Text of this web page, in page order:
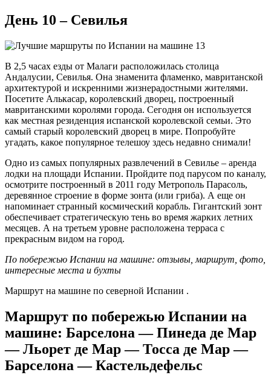
День 10 – Севилья
В 2,5 часах езды от Малаги расположилась столица
Андалусии, Севилья. Она знаменита фламенко, мавританской
архитектурой и искренними жизнерадостными жителями.
Посетите Алькасар, королевский дворец, построенный
мавританскими королями города. Сегодня он используется
как местная резиденция испанской королевской семьи. Это
самый старый королевский дворец в мире. Попробуйте
угадать, какое популярное телешоу здесь недавно снимали!
Одно из самых популярных развлечений в Севилье – аренда
лодки на площади Испании. Пройдите под парусом по каналу,
осмотрите построенный в 2011 году Метрополь Парасоль,
деревянное строение в форме зонта (или гриба). А еще он
напоминает странный космический корабль. Гигантский зонт
обеспечивает стратегическую тень во время жарких летних
месяцев. А на третьем уровне расположена терраса с
прекрасным видом на город.
По побережью Испании на машине: отзывы, маршрут, фото,
интересные места и бухты
Маршрут на машине по северной Испании .
Маршрут по побережью Испании на
машине: Барселона — Пинеда де Мар
— Льорет де Мар — Тосса де Мар —
Барселона — Кастельдефельс